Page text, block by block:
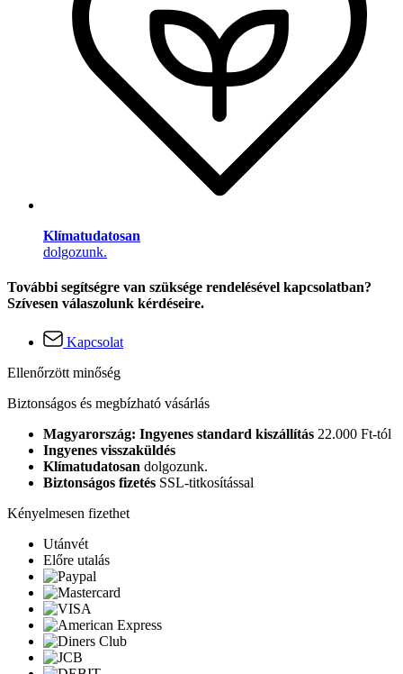
Klímatudatosan
dolgozunk.
További segítségre van szüksége rendelésével kapcsolatban?
Szívesen válaszolunk kérdéseire.
Kapcsolat
Ellenőrzött minőség
Biztonságos és megbízható vásárlás
Magyarország: Ingyenes standard kiszállítás 22.000 Ft-tól
Ingyenes visszaküldés
Klímatudatosan dolgozunk.
Biztonságos fizetés SSL-titkosítással
Kényelmesen fizethet
Utánvét
Előre utalás